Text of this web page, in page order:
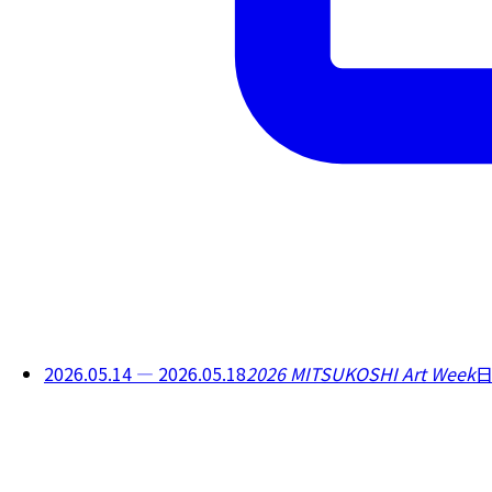
2026.05.14 — 2026.05.182026 MITSUKOSHI Art Week